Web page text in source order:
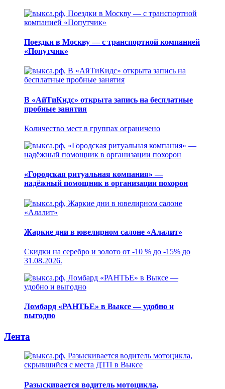
Поездки в Москву — с транспортной компанией
«Попутчик»
В «АйТиКидс» открыта запись на бесплатные
пробные занятия
Количество мест в группах ограничено
«Городская ритуальная компания» —
надёжный помощник в организации похорон
Жаркие дни в ювелирном салоне «Алалит»
Скидки на серебро и золото от -10 % до -15% до
31.08.2026.
Ломбард «РАНТЬЕ» в Выксе — удобно и
выгодно
Лента
Разыскивается водитель мотоцикла,